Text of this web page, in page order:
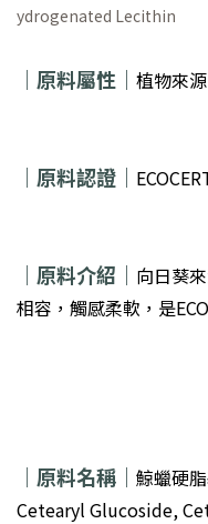
ydrogenated Lecithin
｜ 原料屬性｜ 植物來源
｜原料認證｜
｜ 原料介紹｜ 向日葵
相容，觸感柔軟，是
｜ 原料名稱｜ 鯨蠟硬
Cetearyl Glucoside,